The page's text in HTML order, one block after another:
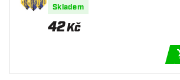
gnature Yellow Hardcore Standard
Skladem
42Kč